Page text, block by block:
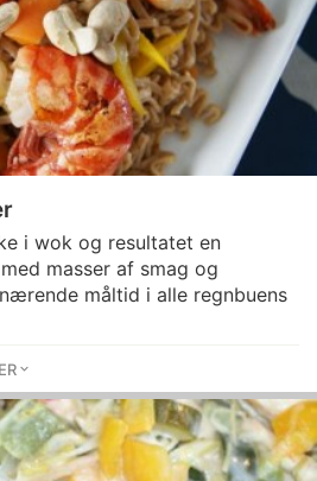
i wok og resultatet en
masser af smag og
måltid i alle regnbuens